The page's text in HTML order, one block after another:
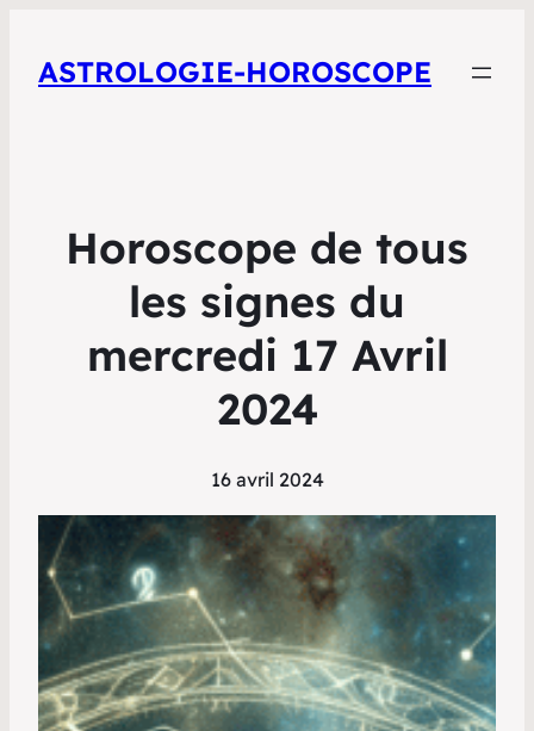
ASTROLOGIE-HOROSCOPE
Horoscope de tous
les signes du
mercredi 17 Avril
2024
16 avril 2024